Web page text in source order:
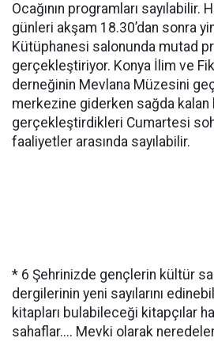
Ocağının programları sayılabilir.
günleri akşam 18.30’dan sonra
Kütüphanesi salonunda mutad
gerçekleştiriyor. Konya İlim ve
derneğinin Mevlana Müzesini
merkezine giderken sağda kalan
gerçekleştirdikleri Cumartesi
faaliyetler arasında sayılabilir.
* 6 Şehrinizde gençlerin kültür
dergilerinin yeni sayılarını
kitapları bulabileceği kitapçılar
sahaflar.... Mevki olarak